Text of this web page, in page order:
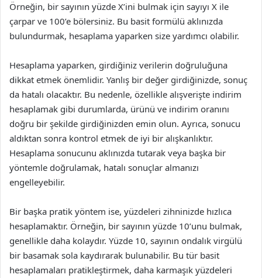
Örneğin, bir sayının yüzde X’ini bulmak için sayıyı X ile
çarpar ve 100’e bölersiniz. Bu basit formülü aklınızda
bulundurmak, hesaplama yaparken size yardımcı olabilir.
Hesaplama yaparken, girdiğiniz verilerin doğruluğuna
dikkat etmek önemlidir. Yanlış bir değer girdiğinizde, sonuç
da hatalı olacaktır. Bu nedenle, özellikle alışverişte indirim
hesaplamak gibi durumlarda, ürünü ve indirim oranını
doğru bir şekilde girdiğinizden emin olun. Ayrıca, sonucu
aldıktan sonra kontrol etmek de iyi bir alışkanlıktır.
Hesaplama sonucunu aklınızda tutarak veya başka bir
yöntemle doğrulamak, hatalı sonuçlar almanızı
engelleyebilir.
Bir başka pratik yöntem ise, yüzdeleri zihninizde hızlıca
hesaplamaktır. Örneğin, bir sayının yüzde 10’unu bulmak,
genellikle daha kolaydır. Yüzde 10, sayının ondalık virgülü
bir basamak sola kaydırarak bulunabilir. Bu tür basit
hesaplamaları pratikleştirmek, daha karmaşık yüzdeleri